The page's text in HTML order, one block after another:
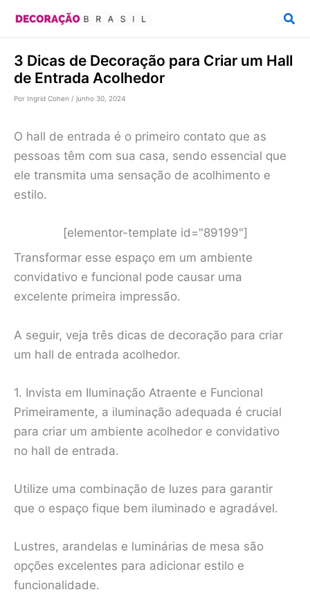
conteúdo
3 Dicas de Decoração para Criar um Hall
de Entrada Acolhedor
Por Ingrid Cohen / junho 30, 2024
O hall de entrada é o primeiro contato que as
pessoas têm com sua casa, sendo essencial que
ele transmita uma sensação de acolhimento e
estilo.
[elementor-template id="89199"]
Transformar esse espaço em um ambiente
convidativo e funcional pode causar uma
excelente primeira impressão.
A seguir, veja três dicas de decoração para criar
um hall de entrada acolhedor.
1. Invista em Iluminação Atraente e Funcional
Primeiramente, a iluminação adequada é crucial
para criar um ambiente acolhedor e convidativo
no hall de entrada.
Utilize uma combinação de luzes para garantir
que o espaço fique bem iluminado e agradável.
Lustres, arandelas e luminárias de mesa são
opções excelentes para adicionar estilo e
funcionalidade.